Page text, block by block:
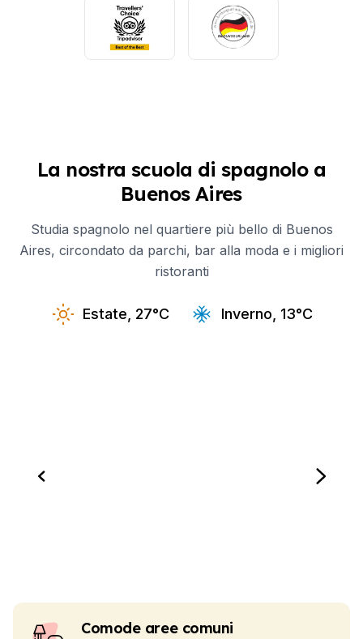
La nostra scuola di spagnolo a
Buenos Aires
Studia spagnolo nel quartiere più bello di Buenos
Aires, circondato da parchi, bar alla moda e i migliori
ristoranti
Estate, 27°C Inverno, 13°C
Comode aree comuni